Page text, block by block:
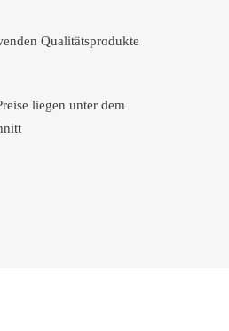
Qualitätsprodukte
liegen unter dem